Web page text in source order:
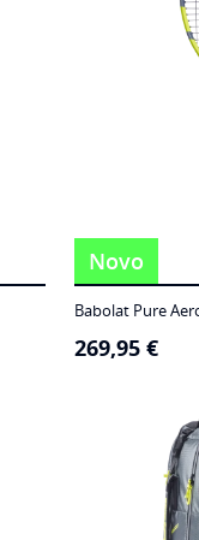
Novo
Babolat Pure
269,95 €